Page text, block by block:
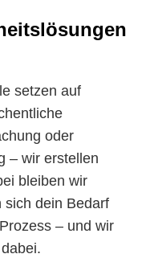
setzen auf
oder
– wir erstellen
bleiben wir
sich dein Bedarf
– und wir